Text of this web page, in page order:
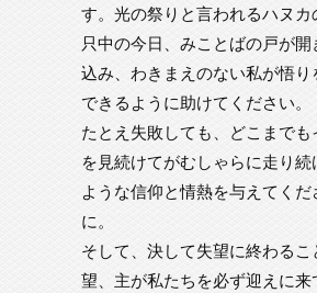
す。光の祭りと言われるハヌカ
只中の今日、みことばの戸が開
込み、わきまえのない私が悟
できるように助けてください。
たとえ失敗しても、どこまで
を見続けてがむしゃらに走り
ような信仰と情熱を与えてくだ
に。
そして、決して失望に終わる
望、主が私たちを必ず迎えに来